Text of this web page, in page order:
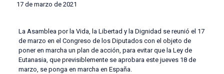
17 de marzo de 2021
La Asamblea por la Vida, la Libertad y la Dignidad se reunió el 17
de marzo en el Congreso de los Diputados con el objeto de
poner en marcha un plan de acción, para evitar que la Ley de
Eutanasia, que previsiblemente se aprobara este jueves 18 de
marzo, se ponga en marcha en España.